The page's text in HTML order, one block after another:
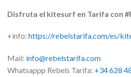
Disfruta el kitesurf en Tarifa con
+info: https://rebelstarifa.com/es/
Mail: info@rebelstarifa.com
Whatsappp Rebels Tarifa: +34 628